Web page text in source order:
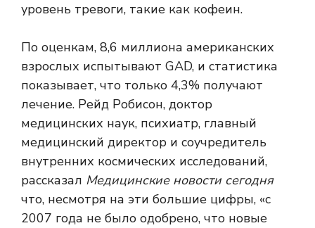
уровень тревоги, такие как кофеин.
По оценкам, 8,6 миллиона американских
взрослых испытывают GAD, и статистика
показывает, что только 4,3% получают
лечение. Рейд Робисон, доктор
медицинских наук, психиатр, главный
медицинский директор и соучредитель
внутренних космических исследований,
рассказал Медицинские новости сегодня
что, несмотря на эти большие цифры, «с
2007 года не было одобрено, что новые